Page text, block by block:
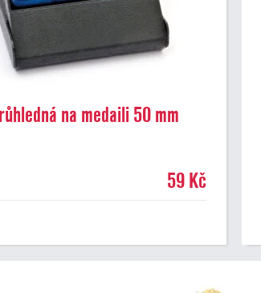
na medaili 50 mm
59 Kč